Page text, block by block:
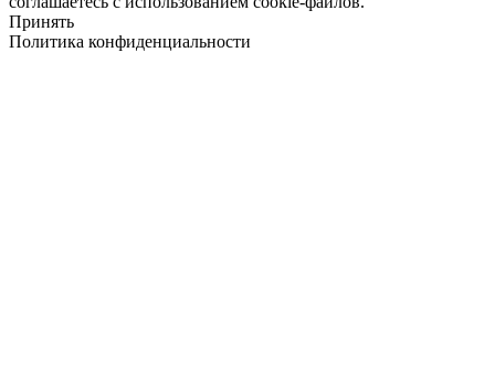
Принять
Политика конфиденциальности